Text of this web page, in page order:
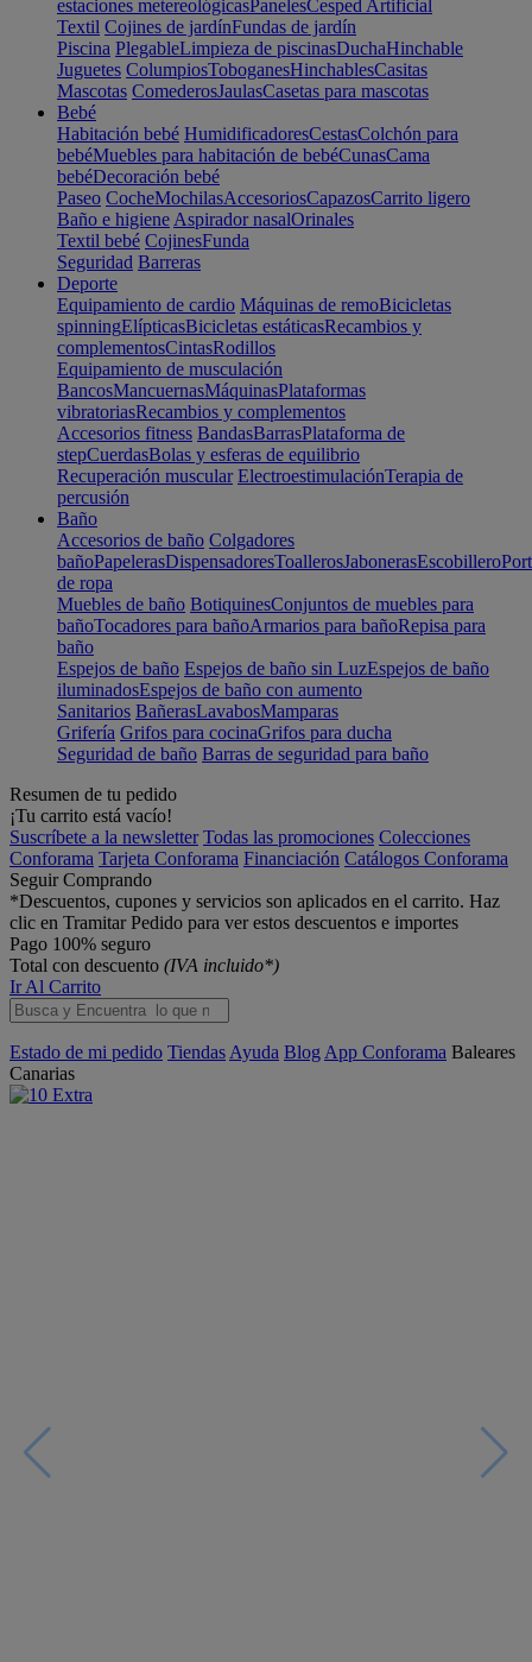
estaciones metereológicasPanelesCesped Artificial
Textil Cojines de jardínFundas de jardín
Piscina PlegableLimpieza de piscinasDuchaHinchable
Juguetes ColumpiosToboganesHinchablesCasitas
Mascotas ComederosJaulasCasetas para mascotas
Bebé
Habitación bebé HumidificadoresCestasColchón para
bebéMuebles para habitación de bebéCunasCama
bebéDecoración bebé
Paseo CocheMochilasAccesoriosCapazosCarrito ligero
Baño e higiene Aspirador nasalOrinales
Textil bebé CojinesFunda
Seguridad Barreras
Deporte
Equipamiento de cardio Máquinas de remoBicicletas
spinningElípticasBicicletas estáticasRecambios y
complementosCintasRodillos
Equipamiento de musculación
BancosMancuernasMáquinasPlataformas
vibratoriasRecambios y complementos
Accesorios fitness BandasBarrasPlataforma de
stepCuerdasBolas y esferas de equilibrio
Recuperación muscular ElectroestimulaciónTerapia de
percusión
Baño
Accesorios de baño Colgadores
bañoPapelerasDispensadoresToallerosJabonerasEscobillero
de ropa
Muebles de baño BotiquinesConjuntos de muebles para
bañoTocadores para bañoArmarios para bañoRepisa para
baño
Espejos de baño Espejos de baño sin LuzEspejos de baño
iluminadosEspejos de baño con aumento
Sanitarios BañerasLavabosMamparas
Grifería Grifos para cocinaGrifos para ducha
Seguridad de baño Barras de seguridad para baño
Resumen de tu pedido
¡Tu carrito está vacío!
Suscríbete a la newsletter Todas las promociones Colecciones
Conforama Tarjeta Conforama Financiación Catálogos Conforama
Seguir Comprando
*Descuentos, cupones y servicios son aplicados en el carrito. Haz
clic en Tramitar Pedido para ver estos descuentos e importes
Pago 100% seguro
Total con descuento (IVA incluido*)
Ir Al Carrito
Estado de mi pedido Tiendas Ayuda Blog App Conforama Baleares
Canarias